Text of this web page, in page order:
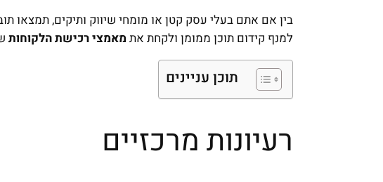
בין אם אתם בעלי עסק קטן או מומחי שיווק ותיקים, תמצאו
למנף קידום תוכן ממומן ולקחת את מאמצי רכישת הלקוחות
תוכן עניינים
רעיונות מרכזיים